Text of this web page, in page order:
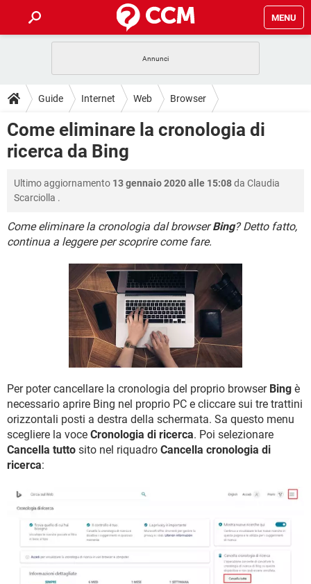
MENU
INTRATTENIMENTO ANDROID
iOS WINDOWS 10
INSTAGRAM
HARDWARE
GUIDE
COVID-19
INTRATTENIMENTO ANDROID
INSTAGRAM WHATSAPP
HARDWARE
DOWNLOAD
COVID-19
iOS
INSTAGRAM WHATSAPP
TIKTOK FACEBOOK
FORUM
COVID-19 GAMING
iOS WINDOWS 10
FACEBOOK
GLOSSARIO
COVID-19 GAMING
INTRATTENIMENTO ANDROID
WINDOWS 10
WHATSAPP
FACEBOOK
Guide Internet Web Browser
Come eliminare la cronologia di
ricerca da Bing
Ultimo aggiornamento 13 gennaio 2020 alle 15:08da Claudia
Scarciolla .
Come eliminare la cronologia dal browserBing? Detto fatto,
continua a leggere per scoprire come fare.
Per poter cancellare la cronologia del proprio browser Bing è
necessario aprire Bing nel proprio PC e cliccare sui tre trattini
orizzontali posti a destra della schermata. Sa questo menu
scegliere la voce Cronologia di ricerca. Poi selezionare
Cancella tutto sito nel riquadro Cancella cronologia di
ricerca: